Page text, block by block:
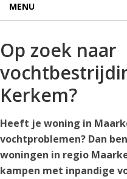
MENU
Op zoek naar
Kerkem?
Heeft je woning in
vochtproblemen? Dan
woningen in regio
kampen met inpandige